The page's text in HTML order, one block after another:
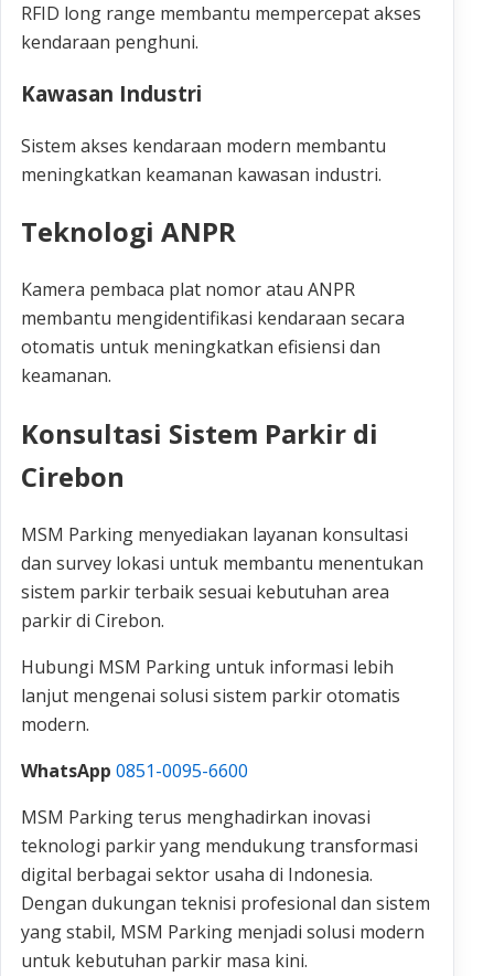
RFID long range membantu mempercepat akses
kendaraan penghuni.
Kawasan Industri
Sistem akses kendaraan modern membantu
meningkatkan keamanan kawasan industri.
Teknologi ANPR
Kamera pembaca plat nomor atau ANPR
membantu mengidentifikasi kendaraan secara
otomatis untuk meningkatkan efisiensi dan
keamanan.
Konsultasi Sistem Parkir di
Cirebon
MSM Parking menyediakan layanan konsultasi
dan survey lokasi untuk membantu menentukan
sistem parkir terbaik sesuai kebutuhan area
parkir di Cirebon.
Hubungi MSM Parking untuk informasi lebih
lanjut mengenai solusi sistem parkir otomatis
modern.
WhatsApp 0851-0095-6600
MSM Parking terus menghadirkan inovasi
teknologi parkir yang mendukung transformasi
digital berbagai sektor usaha di Indonesia.
Dengan dukungan teknisi profesional dan sistem
yang stabil, MSM Parking menjadi solusi modern
untuk kebutuhan parkir masa kini.